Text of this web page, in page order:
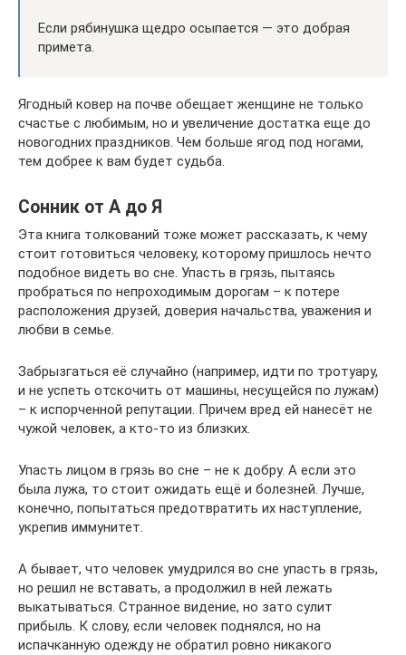
Если рябинушка щедро осыпается — это добрая
примета.
Ягодный ковер на почве обещает женщине не только
счастье с любимым, но и увеличение достатка еще до
новогодних праздников. Чем больше ягод под ногами,
тем добрее к вам будет судьба.
Сонник от А до Я
Эта книга толкований тоже может рассказать, к чему
стоит готовиться человеку, которому пришлось нечто
подобное видеть во сне. Упасть в грязь, пытаясь
пробраться по непроходимым дорогам – к потере
расположения друзей, доверия начальства, уважения и
любви в семье.
Забрызгаться её случайно (например, идти по тротуару,
и не успеть отскочить от машины, несущейся по лужам)
– к испорченной репутации. Причем вред ей нанесёт не
чужой человек, а кто-то из близких.
Упасть лицом в грязь во сне – не к добру. А если это
была лужа, то стоит ожидать ещё и болезней. Лучше,
конечно, попытаться предотвратить их наступление,
укрепив иммунитет.
А бывает, что человек умудрился во сне упасть в грязь,
но решил не вставать, а продолжил в ней лежать
выкатываться. Странное видение, но зато сулит
прибыль. К слову, если человек поднялся, но на
испачканную одежду не обратил ровно никакого